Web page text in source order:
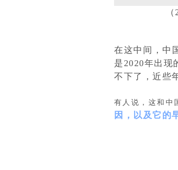
在这中间，中
是2020年出现
不下了，近些
有人说，这和中
因，以及它的